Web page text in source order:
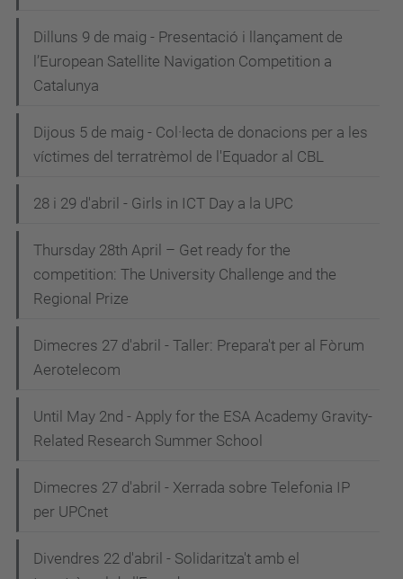
Dilluns 9 de maig - Presentació i llançament de
l’European Satellite Navigation Competition a
Catalunya
Dijous 5 de maig - Col·lecta de donacions per a les
víctimes del terratrèmol de l'Equador al CBL
28 i 29 d'abril - Girls in ICT Day a la UPC
Thursday 28th April – Get ready for the
competition: The University Challenge and the
Regional Prize
Dimecres 27 d'abril - Taller: Prepara't per al Fòrum
Aerotelecom
Until May 2nd - Apply for the ESA Academy Gravity-
Related Research Summer School
Dimecres 27 d'abril - Xerrada sobre Telefonia IP
per UPCnet
Divendres 22 d'abril - Solidaritza't amb el